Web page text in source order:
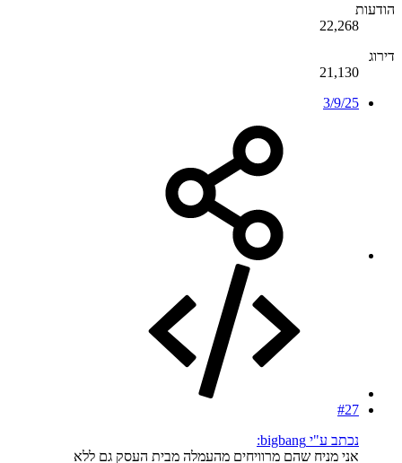
הודעות
22,268
דירוג
21,130
3/9/25
#27
נכתב ע"י bigbang:
אני מניח שהם מרוויחים מהעמלה מבית העסק גם ללא